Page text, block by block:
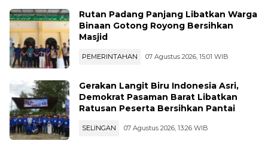
Rutan Padang Panjang Libatkan Warga
Binaan Gotong Royong Bersihkan
Masjid
PEMERINTAHAN 07 Agustus 2026, 15:01 WIB
Gerakan Langit Biru Indonesia Asri,
Demokrat Pasaman Barat Libatkan
Ratusan Peserta Bersihkan Pantai
SELINGAN 07 Agustus 2026, 13:26 WIB